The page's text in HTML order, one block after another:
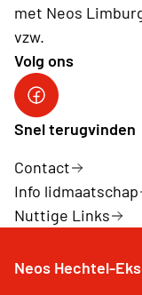
met Neos
vzw.
Volg ons
Snel terugvinden
Contact
Info lidmaatschap
Nuttige Links
Neos Hechtel-